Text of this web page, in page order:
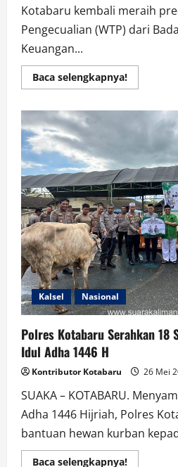
Kotabaru kembali meraih
Pengecualian (WTP) dari
Keuangan...
Baca selengkapnya!Read
more
Kembali
Opini
dari
BPK
atas
Laporan
Keuangan
2025
Kalsel Nasional
Polres Kotabaru Serahkan 18
Idul Adha 1446 H
Kontributor Kotabaru 26 Mei
SUAKA – KOTABARU.
Adha 1446 Hijriah, Polres
bantuan hewan kurban
Baca selengkapnya!Read